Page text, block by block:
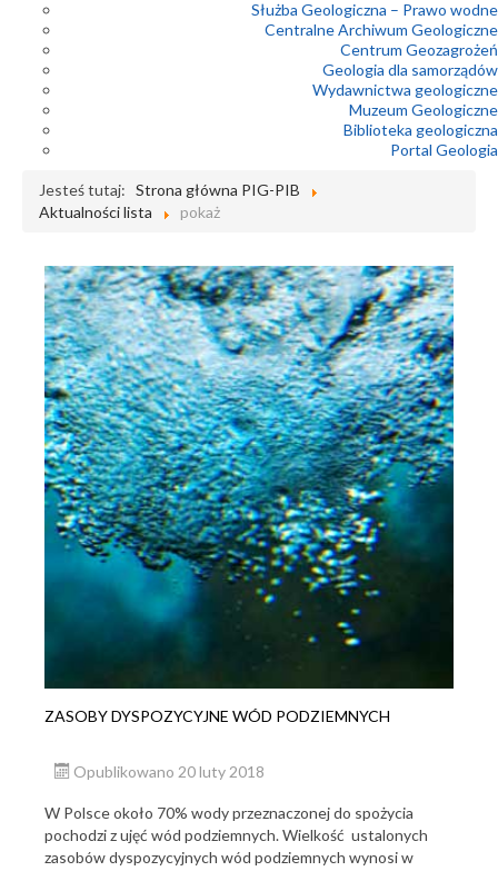
Służba Geologiczna – Prawo wodne
Centralne Archiwum Geologiczne
Centrum Geozagrożeń
Geologia dla samorządów
Wydawnictwa geologiczne
Muzeum Geologiczne
Biblioteka geologiczna
Portal Geologia
Jesteś tutaj: Strona główna PIG-PIB
Aktualności lista
pokaż
ZASOBY DYSPOZYCYJNE WÓD PODZIEMNYCH
Opublikowano 20 luty 2018
W Polsce około 70% wody przeznaczonej do spożycia
pochodzi z ujęć wód podziemnych. Wielkość ustalonych
zasobów dyspozycyjnych wód podziemnych wynosi w